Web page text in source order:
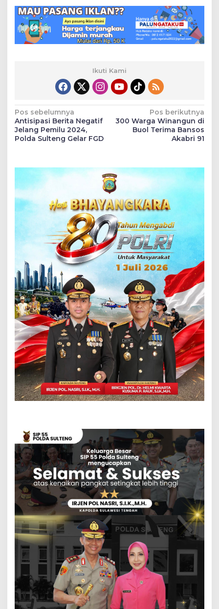
Ikuti Kami
Navigasi
pos
Pos sebelumnya
Antisipasi Berita Negatif
Jelang Pemilu 2024,
Polda Sulteng Gelar FGD
Pos berikutnya
300 Warga Winangun di
Buol Terima Bansos
Akabri 91